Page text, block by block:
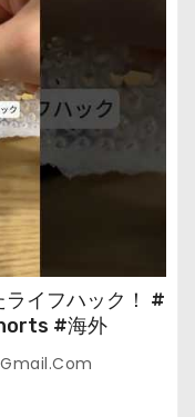
イフハック！ #
#海外